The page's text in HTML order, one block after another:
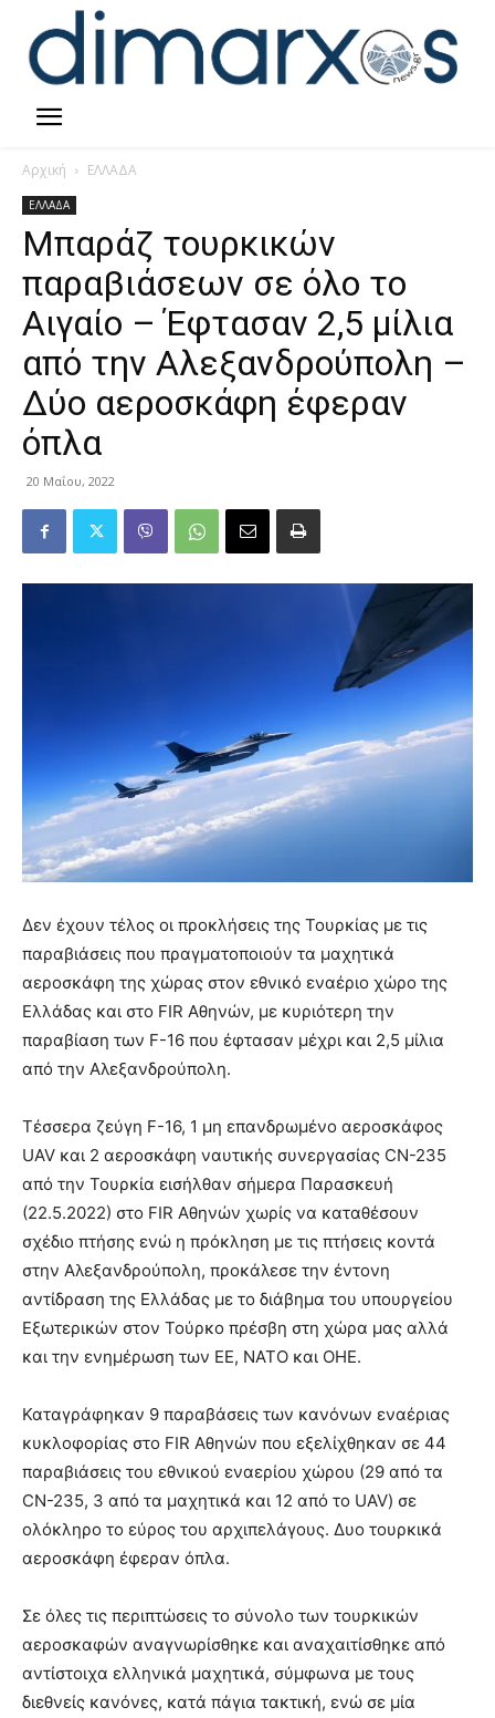
Αρχική ΕΛΛΑΔΑ
ΕΛΛΑΔΑ
Μπαράζ τουρκικών
παραβιάσεων σε όλο το
Αιγαίο – Έφτασαν 2,5 μίλια
από την Αλεξανδρούπολη –
Δύο αεροσκάφη έφεραν
όπλα
20 Μαΐου, 2022
Δεν έχουν τέλος οι προκλήσεις της Τουρκίας με τις
παραβιάσεις που πραγματοποιούν τα μαχητικά
αεροσκάφη της χώρας στον εθνικό εναέριο χώρο της
Ελλάδας και στο FIR Αθηνών, με κυριότερη την
παραβίαση των F-16 που έφτασαν μέχρι και 2,5 μίλια
από την Αλεξανδρούπολη.
Τέσσερα ζεύγη F-16, 1 μη επανδρωμένο αεροσκάφος
UAV και 2 αεροσκάφη ναυτικής συνεργασίας CN-235
από την Τουρκία εισήλθαν σήμερα Παρασκευή
(22.5.2022) στο FIR Αθηνών χωρίς να καταθέσουν
σχέδιο πτήσης ενώ η πρόκληση με τις πτήσεις κοντά
στην Αλεξανδρούπολη, προκάλεσε την έντονη
αντίδραση της Ελλάδας με το διάβημα του υπουργείου
Εξωτερικών στον Τούρκο πρέσβη στη χώρα μας αλλά
και την ενημέρωση των ΕΕ, ΝΑΤΟ και ΟΗΕ.
Καταγράφηκαν 9 παραβάσεις των κανόνων εναέριας
κυκλοφορίας στο FIR Αθηνών που εξελίχθηκαν σε 44
παραβιάσεις του εθνικού εναερίου χώρου (29 από τα
CN-235, 3 από τα μαχητικά και 12 από το UAV) σε
ολόκληρο το εύρος του αρχιπελάγους. Δυο τουρκικά
αεροσκάφη έφεραν όπλα.
Σε όλες τις περιπτώσεις το σύνολο των τουρκικών
αεροσκαφών αναγνωρίσθηκε και αναχαιτίσθηκε από
αντίστοιχα ελληνικά μαχητικά, σύμφωνα με τους
διεθνείς κανόνες, κατά πάγια τακτική, ενώ σε μία